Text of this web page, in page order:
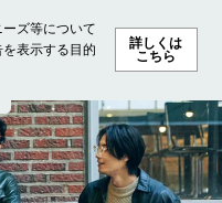
ズ等について
表示する目的
詳しくは
こちら
ファッション ビューテ